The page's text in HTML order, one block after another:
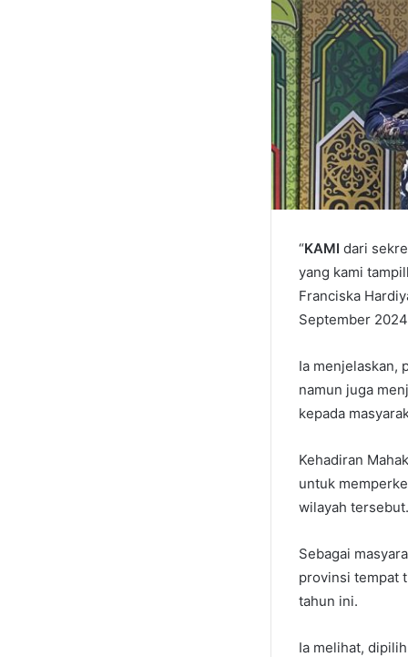
“KAMI dari
yang kami
Franciska
September
Ia menjelaskan,
namun juga
kepada
Kehadiran
untuk
wilayah tersebut.
Sebagai
provinsi tempat
tahun ini.
Ia melihat,